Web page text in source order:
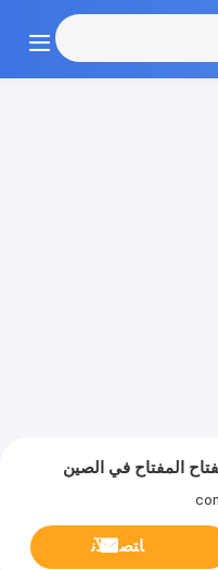
المفتاح في الصين
ﺎﺘﺼﻟ ﺍﻶﻧ